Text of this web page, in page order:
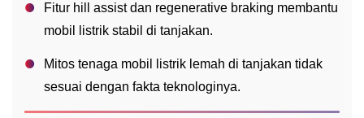
Fitur hill assist dan regenerative braking membantu
mobil listrik stabil di tanjakan.
Mitos tenaga mobil listrik lemah di tanjakan tidak
sesuai dengan fakta teknologinya.